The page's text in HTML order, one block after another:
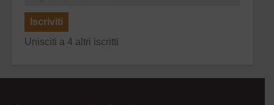
Iscriviti
Unisciti a 4 altri iscritti